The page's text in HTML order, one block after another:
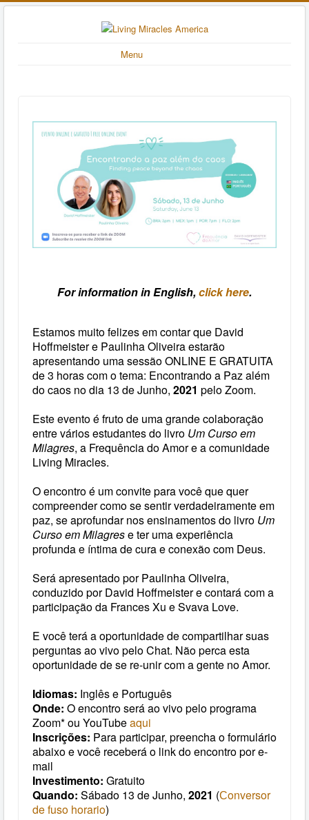
Menu
For information in English,click here.
Estamos muito felizes em contar que David
Hoffmeister e Paulinha Oliveira estarão
apresentando uma sessão ONLINE E GRATUITA
de 3 horas com o tema: Encontrando a Paz além
do caos no dia 13 de Junho, 2021 pelo Zoom.
Este evento é fruto de uma grande colaboração
entre vários estudantes do livro Um Curso em
Milagres, a Frequência do Amor e a comunidade
Living Miracles.
O encontro é um convite para você que quer
compreender como se sentir verdadeiramente em
paz, se aprofundar nos ensinamentos do livro Um
Curso em Milagrese ter uma experiência
profunda e íntima de cura e conexão com Deus.
Será apresentado por Paulinha Oliveira,
conduzido por David Hoffmeister e contará com a
participação da Frances Xu e Svava Love.
E você terá a oportunidade de compartilhar suas
perguntas ao vivo pelo Chat. Não perca esta
oportunidade de se re-unir com a gente no Amor.
Idiomas: Inglês e Português
Onde: O encontro será ao vivo pelo programa
Zoom* ou YouTubeaqui
Inscrições: Para participar, preencha o formulário
abaixo e você receberá o link do encontro por e-
mail
Investimento: Gratuito
Quando: Sábado 13 de Junho, 2021 (Сonversor
de fuso horario)